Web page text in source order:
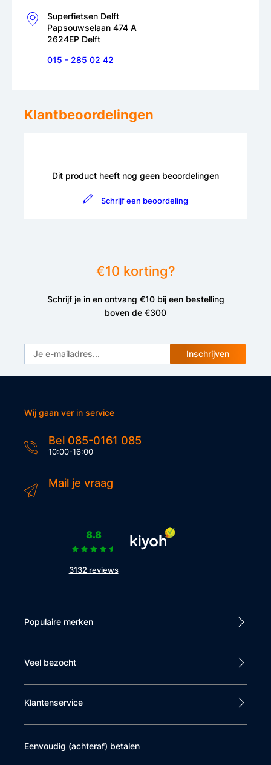
Superfietsen Delft
Papsouwselaan 474 A
2624EP Delft
015 - 285 02 42
Klantbeoordelingen
Dit product heeft nog geen beoordelingen
Schrijf een beoordeling
€10 korting?
Schrijf je in en ontvang €10 bij een bestelling
boven de €300
Inschrijven
Wij gaan ver in service
Bel 085-0161 085
10:00-16:00
Mail je vraag
8.8
3132 reviews
Populaire merken
Veel bezocht
Klantenservice
Eenvoudig (achteraf) betalen